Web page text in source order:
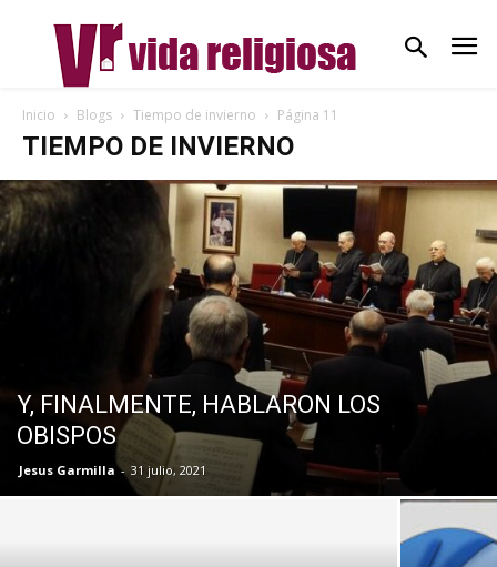
Inicio Blogs Tiempo de invierno Página 11
TIEMPO DE INVIERNO
Y, FINALMENTE, HABLARON LOS
OBISPOS
Jesus Garmilla - 31 julio, 2021